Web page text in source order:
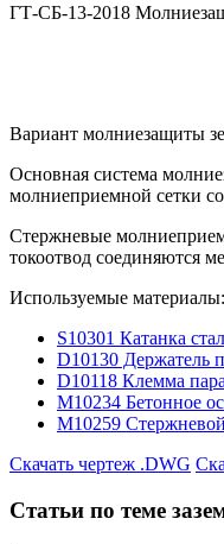
ГТ-СБ-13-2018
Вариант молниезащиты
Основная система
молниеприемной сетки
Стержневые
токоотвод соединяются
Используемые материалы:
S10301 Катанка
D10130 Держатель
D10118 Клемма
M10234 Бетонное
M10259
Скачать чертеж .DWG
Статьи по теме